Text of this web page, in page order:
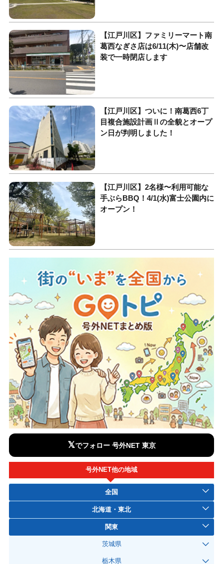
【江戸川区】ファミリーマート南
葛西なぎさ店は6/11(木)〜店舗改
装で一時閉店します
【江戸川区】ついに！南葛西6丁
目複合施設計画Ⅱの全貌とオープ
ン日が判明しました！
【江戸川区】2名様〜利用可能な
手ぶらBBQ！4/1(水)富士公園内に
オープン！
𝕏でフォロー 号外NET 東京
号外NET他の地域
全国
北海道・東北
関東
茨城県
栃木県